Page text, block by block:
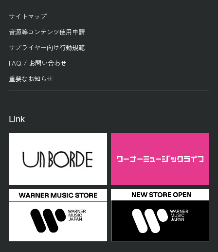
サイトマップ
音源等コンテンツ使用申請
サプライヤー向け行動規範
FAQ / お問い合わせ
重要なお知らせ
Link